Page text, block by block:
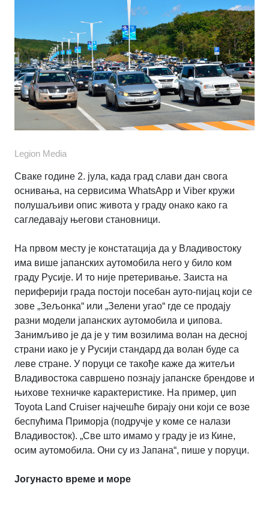
Legion Media
Сваке године 2. јула, када град слави дан свога
оснивања, на сервисима WhatsApp и Viber кружи
полушаљиви опис живота у граду онако како га
сагледавају његови становници.
На првом месту је констатација да у Владивостоку
има више јапанских аутомобила него у било ком
граду Русије. И то није претеривање. Заиста на
периферији града постоји посебан ауто-пијац који се
зове „Зељонка“ или „Зелени угао“ где се продају
разни модели јапанских аутомобила и џипова.
Занимљиво је да је у тим возилима волан на десној
страни иако је у Русији стандард да волан буде са
леве стране. У поруци се такође каже да житељи
Владивостока савршено познају јапанске брендове и
њихове техничке карактеристике. На пример, џип
Toyota Land Cruiser најчешће бирају они који се возе
беспућима Приморја (подручје у коме се налази
Владивосток). „Све што имамо у граду је из Кине,
осим аутомобила. Они су из Јапана“, пише у поруци.
Јогунасто време и море